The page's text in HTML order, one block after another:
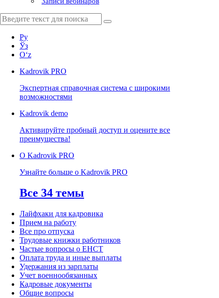
Ру
Ўз
Oʻz
Kadrovik PRO
Экспертная справочная система с широкими
возможностями
Kadrovik demo
Активируйте пробный доступ и оцените все
преимущества!
О Kadrovik PRO
Узнайте больше о Kadrovik PRO
Все 34 темы
Лайфхаки для кадровика
Прием на работу
Все про отпуска
Трудовые книжки работников
Частые вопросы о ЕНСТ
Оплата труда и иные выплаты
Удержания из зарплаты
Учет военнообязанных
Кадровые документы
Общие вопросы